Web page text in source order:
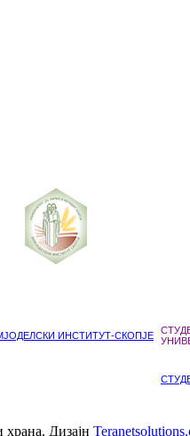
ИНСТИТУТ-СКОПЈЕ
Дизајн